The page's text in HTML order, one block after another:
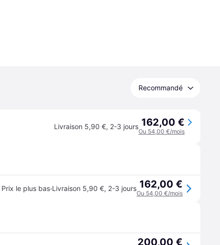
Recommandé
Livraison 5,90 €, 2-3 jours 162,00 €
Ou 54,00 €/mois
Prix le plus bas·Livraison 5,90 €, 2-3 jours 162,00 €
Ou 54,00 €/mois
200,00 €